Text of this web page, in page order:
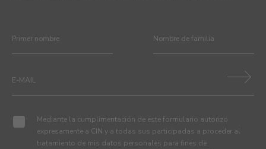
Mediante la cumplimentación de este formulario autorizo
expresamente a CIN y a todas sus participadas a proceder al
tratamiento de mis datos personales para fines de